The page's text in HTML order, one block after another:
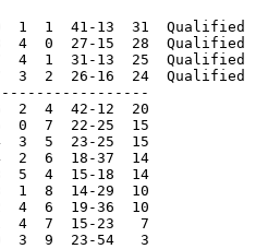
1  1  41-13  31  Qualified
4  0  27-15  28  Qualified
1  31-13  25  Qualified
3  2  26-16  24  Qualified
2  4  42-12  20
0  7  22-25  15
3  5  23-25  15
2  6  18-37  14
5  4  15-18  14
1  8  14-29  10
4  6  19-36  10
4  7  15-23   7
3  9  23-54   3